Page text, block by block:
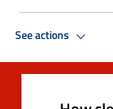
See actions